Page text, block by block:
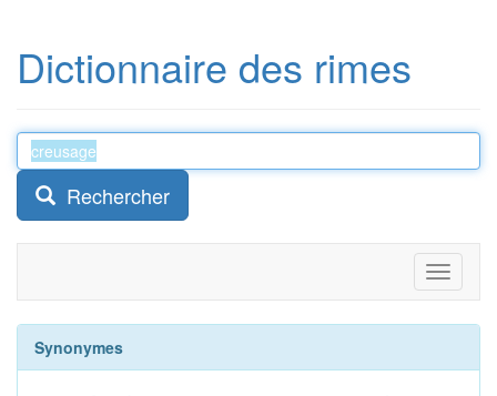
Dictionnaire des rimes
Rechercher
Toggle
Synonymes